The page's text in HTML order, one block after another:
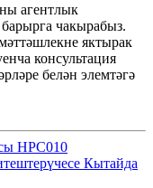
агентлык
чакырабыз.
яктырак
консультация
белән элемтәгә
HPC010
Кытайда